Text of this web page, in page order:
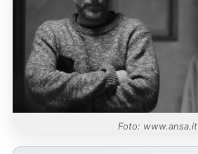
Foto: www.ansa.it